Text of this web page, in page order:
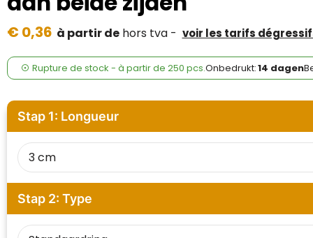
Fresh 'n Rebel
GolfOriginals
James Harvest
Kingcap
Mepal
Moleskine
MyKit
€ 0,36 à partir dehors tva - voir les tarifs
Rupture de stock - à partir de 250 pcs.Onbedrukt:14 dagen
Stap 1: Longueur
Stap 2: Type